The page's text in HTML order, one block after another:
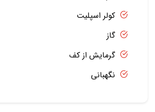
کولر اسپلیت
گاز
گرمایش از کف
نگهبانی